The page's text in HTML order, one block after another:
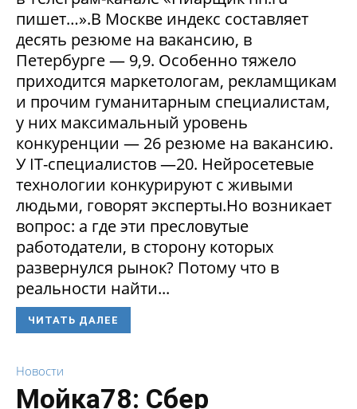
пишет…».В Москве индекс составляет
десять резюме на вакансию, в
Петербурге — 9,9. Особенно тяжело
приходится маркетологам, рекламщикам
и прочим гуманитарным специалистам,
у них максимальный уровень
конкуренции — 26 резюме на вакансию.
У IT-специалистов —20. Нейросетевые
технологии конкурируют с живыми
людьми, говорят эксперты.Но возникает
вопрос: а где эти пресловутые
работодатели, в сторону которых
развернулся рынок? Потому что в
реальности найти...
ЧИТАТЬ ДАЛЕЕ
Новости
Мойка78: Сбер